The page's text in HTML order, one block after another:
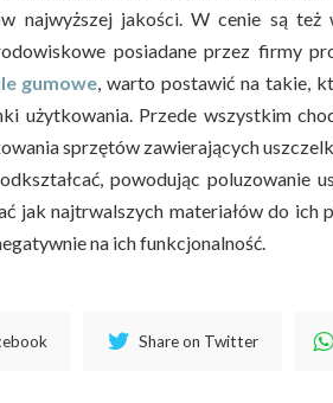
najwyższej jakości. W cenie są też
posiadane przez firmy
gumowe, warto postawić na takie,
użytkowania. Przede wszystkim
sprzętów zawierających
powodując poluzowanie
jak najtrwalszych materiałów do ich
na ich funkcjonalność.
Share on Twitter